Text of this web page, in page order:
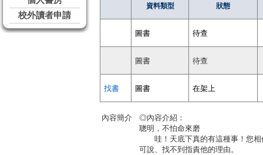
校外讀者申請
資料類型 狀態
圖書 待查
圖書 待查
找書 圖書 在架上
內容簡介
◎內容介紹：
聰明，不怕命來磨
哇！天底下真的有這種事！您相
可說、找不到指責他的理由。